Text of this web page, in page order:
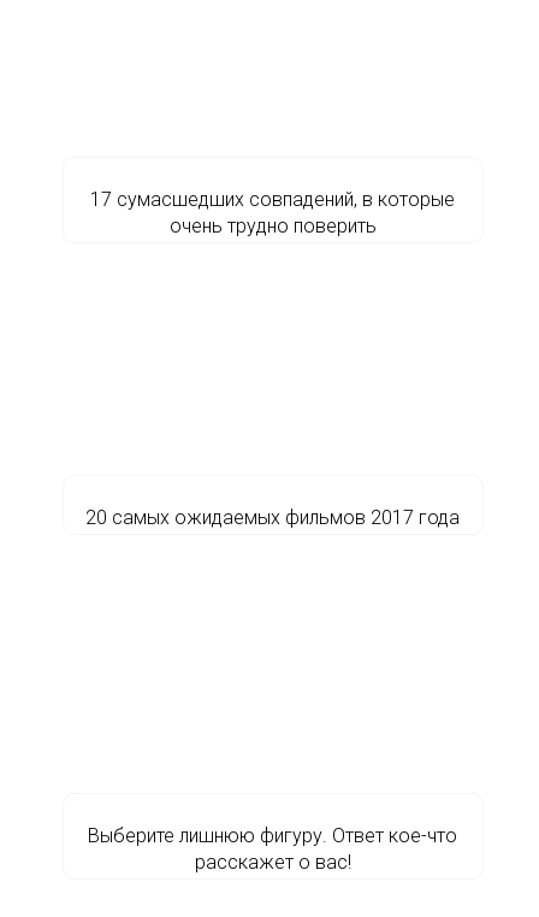
17 сумасшедших совпадений, в которые
очень трудно поверить
20 самых ожидаемых фильмов 2017 года
Выберите лишнюю фигуру. Ответ кое-что
расскажет о вас!